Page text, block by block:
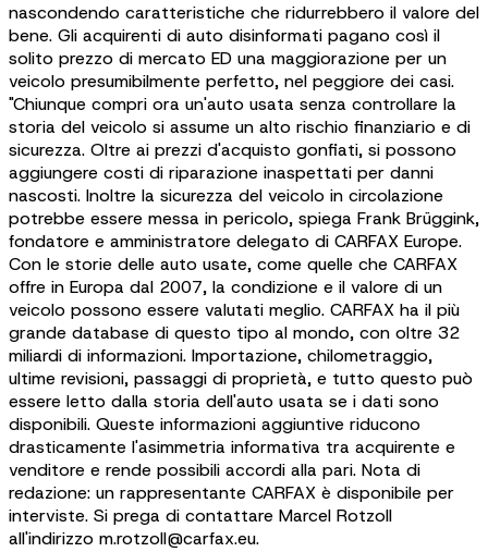
nascondendo caratteristiche che ridurrebbero il valore del
bene. Gli acquirenti di auto disinformati pagano così il
solito prezzo di mercato ED una maggiorazione per un
veicolo presumibilmente perfetto, nel peggiore dei casi.
"Chiunque compri ora un'auto usata senza controllare la
storia del veicolo si assume un alto rischio finanziario e di
sicurezza. Oltre ai prezzi d'acquisto gonfiati, si possono
aggiungere costi di riparazione inaspettati per danni
nascosti. Inoltre la sicurezza del veicolo in circolazione
potrebbe essere messa in pericolo, spiega Frank Brüggink,
fondatore e amministratore delegato di CARFAX Europe.
Con le storie delle auto usate, come quelle che CARFAX
offre in Europa dal 2007, la condizione e il valore di un
veicolo possono essere valutati meglio. CARFAX ha il più
grande database di questo tipo al mondo, con oltre 32
miliardi di informazioni. Importazione, chilometraggio,
ultime revisioni, passaggi di proprietà, e tutto questo può
essere letto dalla storia dell'auto usata se i dati sono
disponibili. Queste informazioni aggiuntive riducono
drasticamente l'asimmetria informativa tra acquirente e
venditore e rende possibili accordi alla pari. Nota di
redazione: un rappresentante CARFAX è disponibile per
interviste. Si prega di contattare Marcel Rotzoll
all'indirizzo m.rotzoll@carfax.eu.